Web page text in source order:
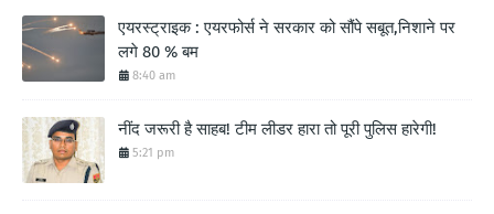
एयरस्ट्राइक : एयरफोर्स ने सरकार को सौंपे सबूत,निशाने पर
लगे 80 % बम
8:40 am
नींद जरूरी है साहब! टीम लीडर हारा तो पूरी पुलिस हारेगी!
5:21 pm